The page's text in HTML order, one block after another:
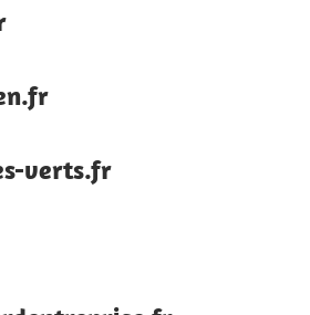
verts.fr